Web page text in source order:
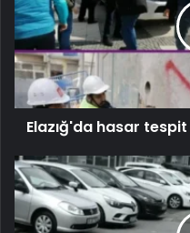
Elazığ'da hasar